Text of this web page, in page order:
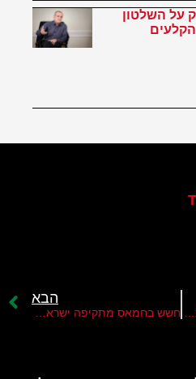
על השלטון
הבא